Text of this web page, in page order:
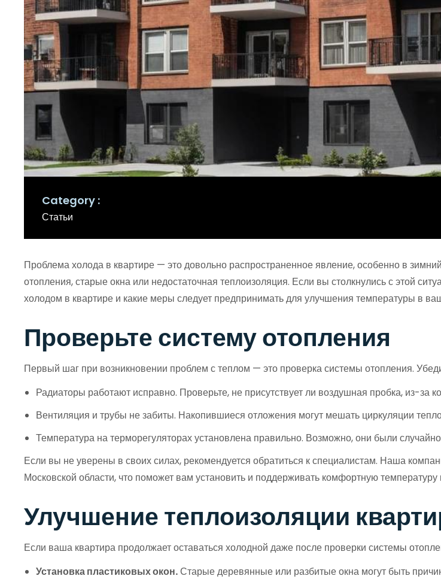
Category
Статьи
Проблема холода в квартире — это довольно распространенное явление, особенно в
отопления, старые окна или недостаточная теплоизоляция. Если вы столкнулись с этой
холодом в квартире и какие меры следует предпринимать для улучшения температуры в
Проверьте систему отопления
Первый шаг при возникновении проблем с теплом — это проверка системы отопления.
Радиаторы работают исправно. Проверьте, не присутствует ли воздушная пробка, из-за
Вентиляция и трубы не забиты. Накопившиеся отложения могут мешать циркуляции
Температура на терморегуляторах установлена правильно. Возможно, они были
Если вы не уверены в своих силах, рекомендуется обратиться к специалистам. Наша
Московской области, что поможет вам установить и поддерживать комфортную
Улучшение теплоизоляции
Если ваша квартира продолжает оставаться холодной даже после проверки системы
Установка пластиковых окон.Старые деревянные или разбитые окна могут быть